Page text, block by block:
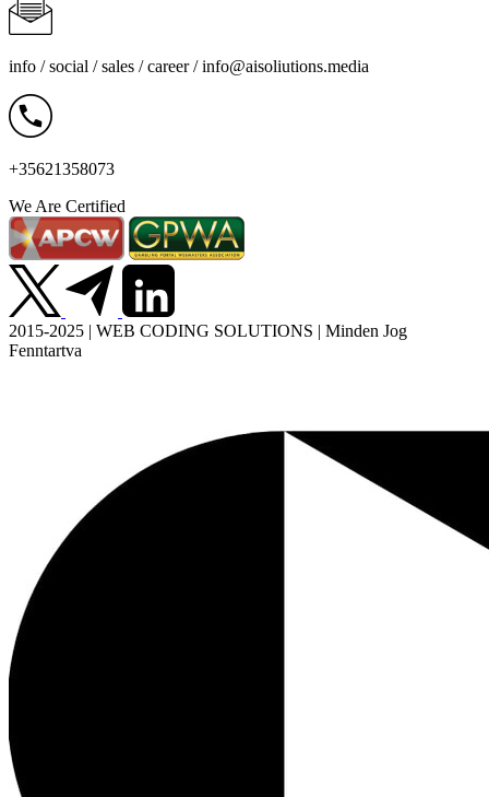
info / social / sales / career /info@aisoliutions.media
+35621358073
We Are Certified
2015-2025 | WEB CODING SOLUTIONS | Minden Jog
Fenntartva